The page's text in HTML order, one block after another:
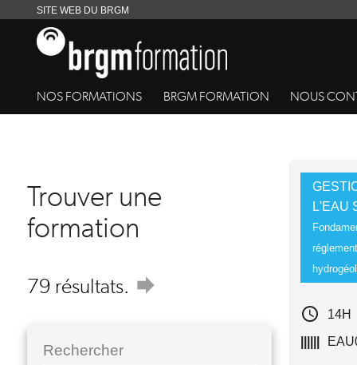
SITE WEB DU BRGM
NOS FORMATIONS BRGM FORMATION NOUS
Trouver une
formation
79 résultats. forward
Rechercher
L'EAU
access_time
14H